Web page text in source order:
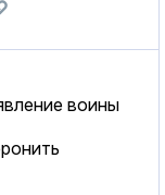
воины